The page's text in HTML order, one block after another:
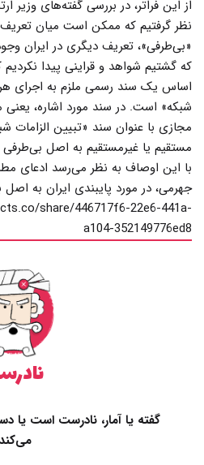
از این فراتر، در بررسی گفته‌های وزیر
نظر گرفتیم که ممکن است میان
«بی‌طرفی»، تعریف دیگری در ایران
که گشتیم شواهد و قراینی پیدا
اساس یک سند رسمی ملزم به اجرای
شبکه» است. در سند مورد اشاره،
مجازی با عنوان سند «تبیین الزامات
مستقیم یا غیرمستقیم به اصل
با این اوصاف به نظر می‌رسد ادعای
جهرمی، در مورد پایبندی ایران به
share/446717f6-22e6-441a-
a104-352149776ed8
گفته یا آمار، نادرست است یا